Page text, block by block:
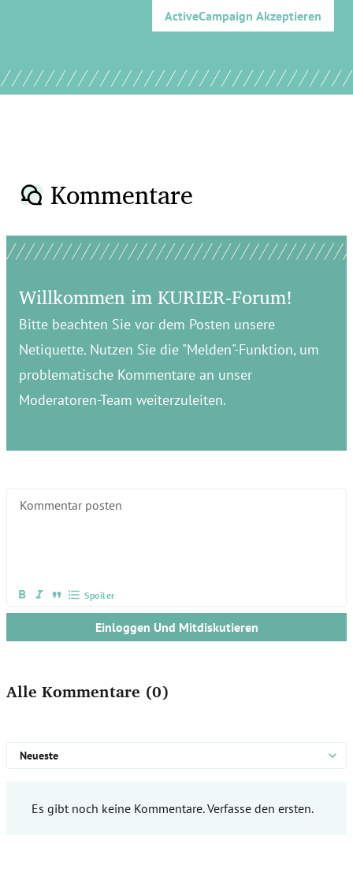
ActiveCampaign Akzeptieren
Kommentare